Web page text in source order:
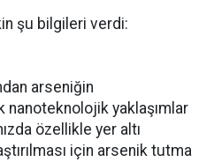
şu bilgileri verdi:
arseniğin
nanoteknolojik yaklaşımlar
özellikle yer altı
için arsenik tutma